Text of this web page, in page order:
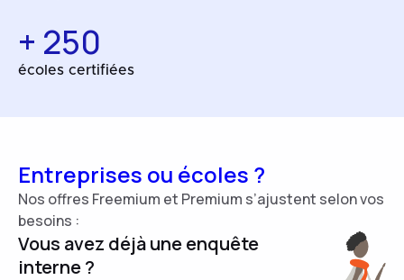
+ 250
écoles certifiées
Entreprises ou écoles ?
Nos offres Freemium et Premium s’ajustent selon vos
besoins :
Vous avez déjà une enquête
interne ?